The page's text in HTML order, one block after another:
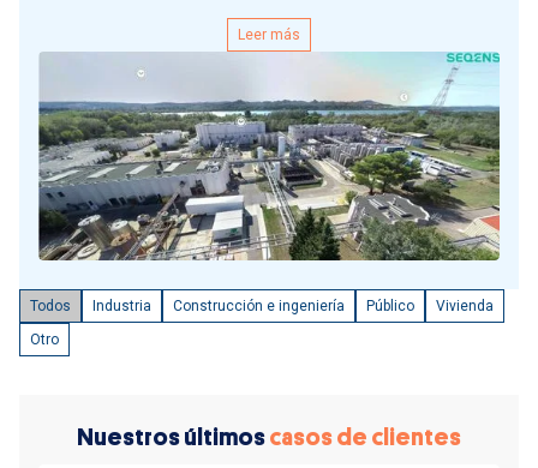
Leer más
Todos Industria Construcción e ingeniería Público
Vivienda
Otro
Nuestros últimoscasos de clientes